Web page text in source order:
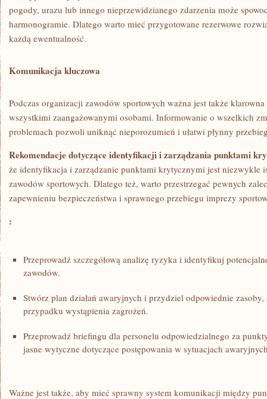
pogody,⁤ urazu lub innego nieprzewidzianego zdarzenia może
harmonogramie.⁣ Dlatego warto mieć przygotowane rezerwowe
każdą ‍ewentualność.
Komunikacja kluczowa
Podczas organizacji ​zawodów sportowych ważna jest także
wszystkimi zaangażowanymi osobami. Informowanie o wszelkich
problemach pozwoli ⁤uniknąć nieporozumień⁢ i ułatwi płynny​
Rekomendacje ⁣dotyczące identyfikacji i zarządzania punktami‍
że⁤ identyfikacja i ‌zarządzanie punktami krytycznymi jest niezwykle
zawodów sportowych. Dlatego ‌też, warto przestrzegać pewnych
zapewnieniu bezpieczeństwa ​i sprawnego przebiegu imprezy
:
Przeprowadź szczegółową analizę ryzyka ⁣i ‍identyfikuj
zawodów.
Stwórz ‌plan działań awaryjnych⁢ i ⁤przydziel odpowiednie
przypadku wystąpienia zagrożeń.
Przeprowadź briefingu dla personelu odpowiedzialnego⁢ za
jasne wytyczne dotyczące postępowania w sytuacjach
Ważne jest także, ‍aby mieć sprawny system​ komunikacji między